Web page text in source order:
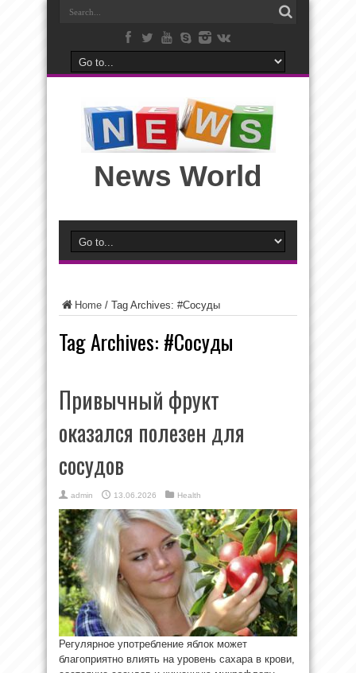
News World
Home / Tag Archives: #Сосуды
Tag Archives: #Сосуды
Привычный фрукт
оказался полезен для
сосудов
admin 13.06.2026 Health
Регулярное употребление яблок может
благоприятно влиять на уровень сахара в крови,